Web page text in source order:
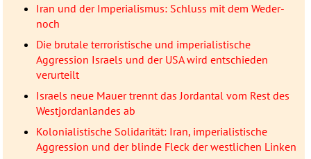
Iran und der Imperialismus: Schluss mit dem Weder-
noch
Die brutale terroristische und imperialistische
Aggression Israels und der USA wird entschieden
verurteilt
Israels neue Mauer trennt das Jordantal vom Rest des
Westjordanlandes ab
Kolonialistische Solidarität: Iran, imperialistische
Aggression und der blinde Fleck der westlichen Linken